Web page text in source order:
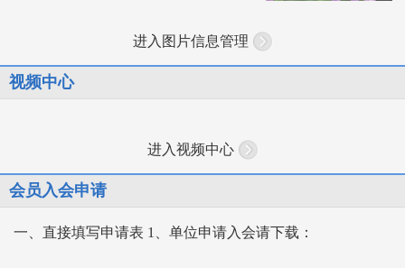
进入图片信息管理
视频中心
进入视频中心
会员入会申请
一、直接填写申请表 1、单位申请入会请下载：